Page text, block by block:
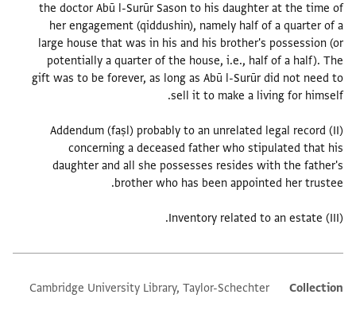
the doctor Abū l-Surūr Sason to his daughter at the time of
her engagement (qiddushin), namely half of a quarter of a
large house that was in his and his brother's possession (or
potentially a quarter of the house, i.e., half of a half). The
gift was to be forever, as long as Abū l-Surūr did not need to
(II) Addendum (faṣl) probably to an unrelated legal record
concerning a deceased father who stipulated that his
daughter and all she possesses resides with the father's
(III) Inventory related to an estate.
Additional metadata
Collection
Cambridge University Library, Taylor-Schechter